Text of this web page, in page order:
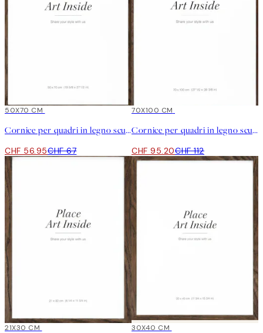
15%*
50X70 CM
Cornice per quadri in legno scuro
CHF 56.95CHF 67
15%*
70X100 CM
Cornice per quadri in legno scuro
CHF 95.20CHF 112
15%*
21X30 CM 15%*
30X40 CM